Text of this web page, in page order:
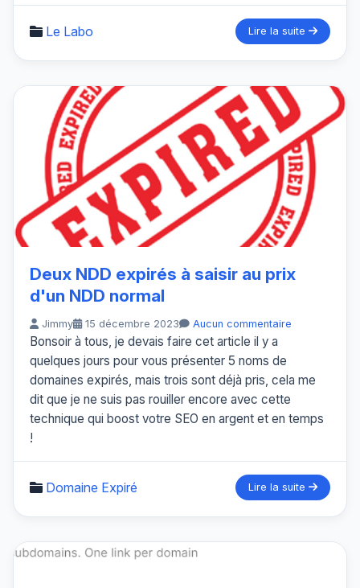
Le Labo Lire la suite
Deux NDD expirés à saisir au prix
d'un NDD normal
Jimmy 15 décembre 2023 Aucun commentaire
Bonsoir à tous, je devais faire cet article il y a
quelques jours pour vous présenter 5 noms de
domaines expirés, mais trois sont déjà pris, cela me
dit que je ne suis pas rouiller encore avec cette
technique qui boost votre SEO en argent et en temps
!
Domaine Expiré Lire la suite